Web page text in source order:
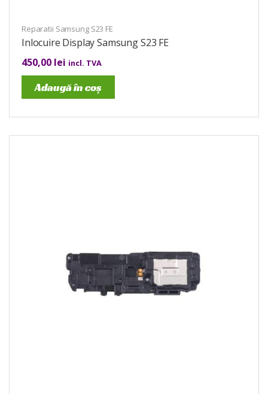
Reparatii Samsung S23 FE
Inlocuire Display Samsung S23 FE
450,00 lei incl. TVA
Adaugă în coș